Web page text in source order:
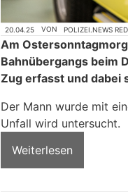
20.04.25 VON POLIZEI.NEWS
Am
Bahnübergangs beim
Zug erfasst und dabei
Der Mann wurde mit
Unfall wird untersucht.
Weiterlesen